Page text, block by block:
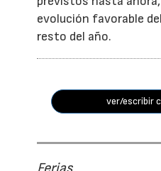
evolución favorable
resto del año.
ver/escribir